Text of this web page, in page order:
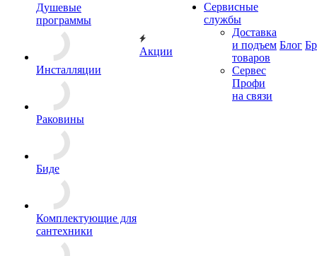
Душевые
программы
Инсталляции
Раковины
Биде
Комплектующие для
сантехники
Акции
Сервисные
службы
Доставка
и подъем
товаров
Сервес
Профи
на связи
Блог